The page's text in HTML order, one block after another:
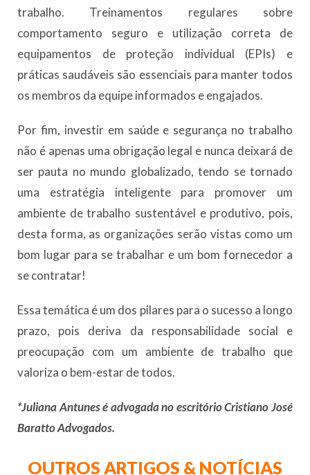
trabalho. Treinamentos regulares sobre
comportamento seguro e utilização correta de
equipamentos de proteção individual (EPIs) e
práticas saudáveis são essenciais para manter todos
os membros da equipe informados e engajados.
Por fim, investir em saúde e segurança no trabalho
não é apenas uma obrigação legal e nunca deixará de
ser pauta no mundo globalizado, tendo se tornado
uma estratégia inteligente para promover um
ambiente de trabalho sustentável e produtivo, pois,
desta forma, as organizações serão vistas como um
bom lugar para se trabalhar e um bom fornecedor a
se contratar!
Essa temática é um dos pilares para o sucesso a longo
prazo, pois deriva da responsabilidade social e
preocupação com um ambiente de trabalho que
valoriza o bem-estar de todos.
*Juliana Antunes é advogada no escritório Cristiano José
Baratto Advogados.
OUTROS ARTIGOS & NOTÍCIAS